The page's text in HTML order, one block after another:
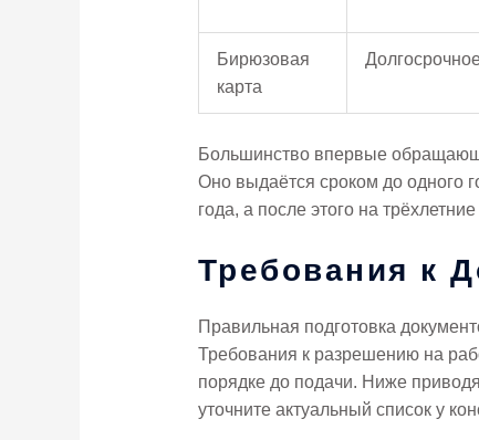
Бирюзовая
карта
Большинство впервые
Оно выдаётся сроком до одного
года, а после этого на
Требования к
Правильная подготовка
Требования к разрешению на
порядке до подачи. Ниже
уточните актуальный список у